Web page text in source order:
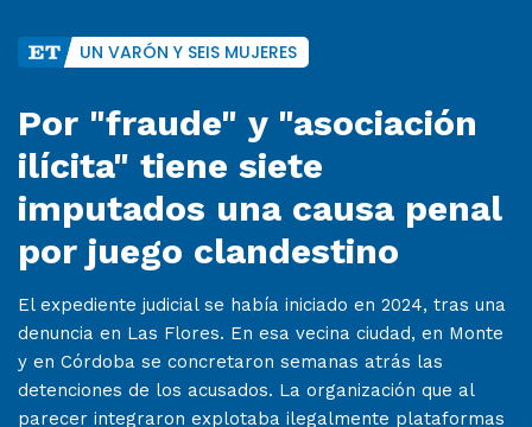
UN VARÓN Y SEIS MUJERES
Por "fraude" y "asociación
ilícita" tiene siete
imputados una causa penal
por juego clandestino
El expediente judicial se había iniciado en 2024, tras una
denuncia en Las Flores. En esa vecina ciudad, en Monte
y en Córdoba se concretaron semanas atrás las
detenciones de los acusados. La organización que al
parecer integraron explotaba ilegalmente plataformas